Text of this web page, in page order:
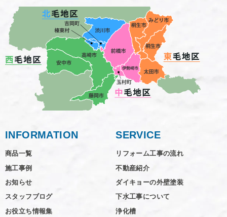
INFORMATION
商品一覧
施工事例
お知らせ
スタッフブログ
お役立ち情報集
SERVICE
リフォーム工事の流れ
不動産紹介
ダイキョーの外壁塗装
下水工事について
浄化槽